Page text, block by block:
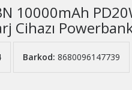
10000mAh
Cihazı
Barkod: 8680096147739